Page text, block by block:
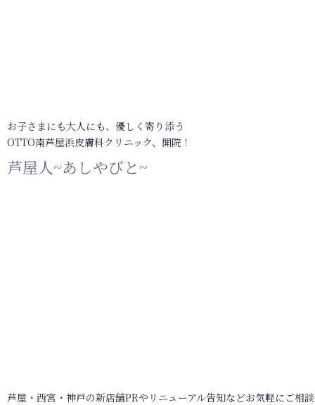
お子さまにも大人にも、優しく寄り添う
OTTO南芦屋浜皮膚科クリニック、開院！
芦屋人~あしやびと~
芦屋・西宮・神戸の新店舗PRやリニューアル告知などお気軽にご相